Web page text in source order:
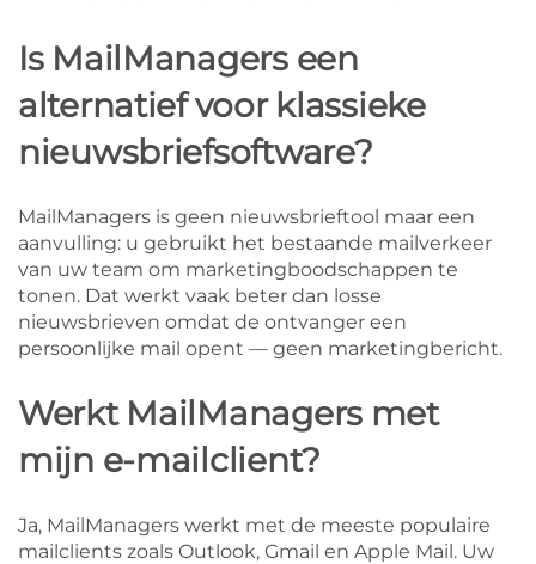
Is MailManagers een
alternatief voor klassieke
nieuwsbriefsoftware?
MailManagers is geen nieuwsbrieftool maar een
aanvulling: u gebruikt het bestaande mailverkeer
van uw team om marketingboodschappen te
tonen. Dat werkt vaak beter dan losse
nieuwsbrieven omdat de ontvanger een
persoonlijke mail opent — geen marketingbericht.
Werkt MailManagers met
mijn e-mailclient?
Ja, MailManagers werkt met de meeste populaire
mailclients zoals Outlook, Gmail en Apple Mail. Uw